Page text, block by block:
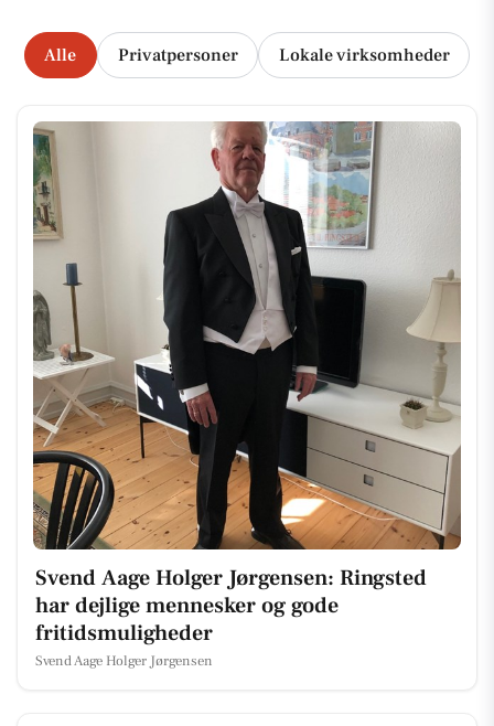
Alle Privatpersoner Lokale virksomheder
Svend Aage Holger Jørgensen: Ringsted
har dejlige mennesker og gode
fritidsmuligheder
Svend Aage Holger Jørgensen